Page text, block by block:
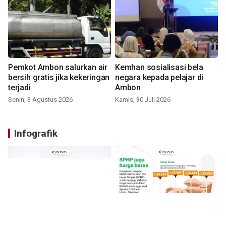
Pemkot Ambon salurkan air
bersih gratis jika kekeringan
terjadi
Senin, 3 Agustus 2026
Kemhan sosialisasi bela
negara kepada pelajar di
Ambon
Kamis, 30 Juli 2026
Infografik